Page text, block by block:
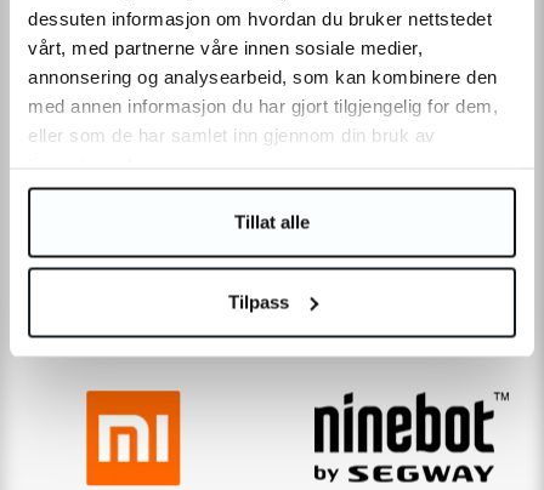
dessuten informasjon om hvordan du bruker nettstedet
vårt, med partnerne våre innen sosiale medier,
annonsering og analysearbeid, som kan kombinere den
med annen informasjon du har gjort tilgjengelig for dem,
eller som de har samlet inn gjennom din bruk av
Tillat alle
Tilpass